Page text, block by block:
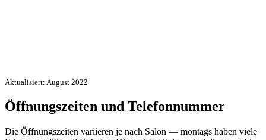
Aktualisiert: August 2022
Öffnungszeiten und Telefonnummer
Die Öffnungszeiten variieren je nach Salon — montags haben viele